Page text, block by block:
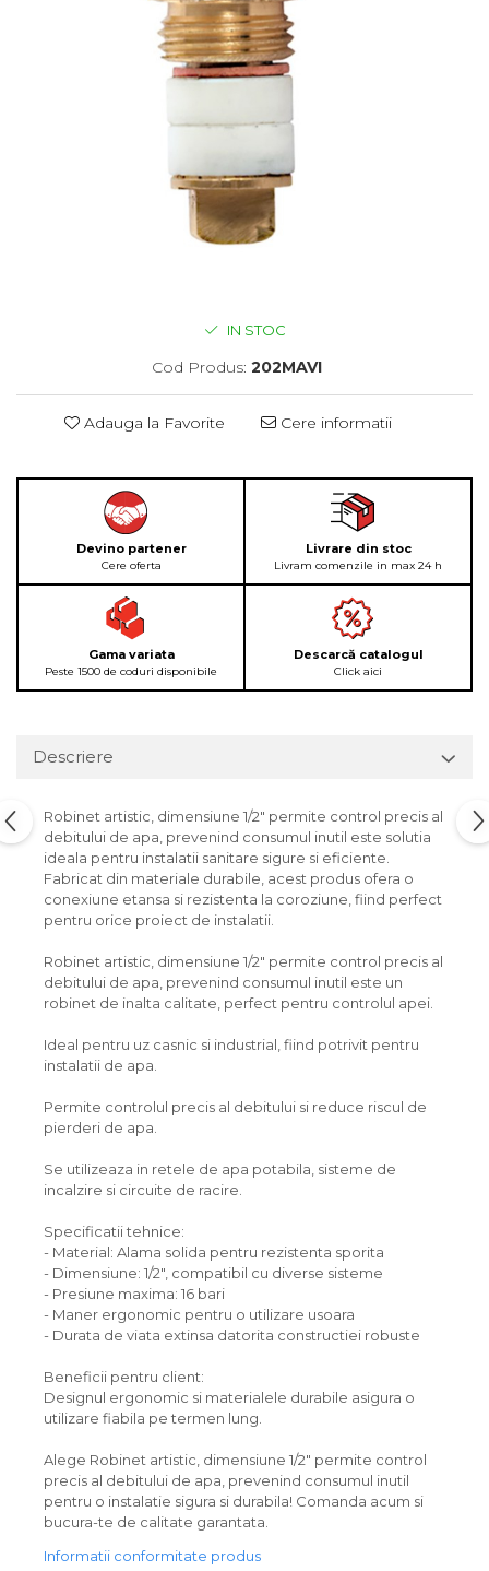
IN STOC
Cod Produs: 202MAVI
Adauga la Favorite Cere informatii
Devino partener
Cere oferta
Livrare din stoc
Livram comenzile in max 24 h
Gama variata
Peste 1500 de coduri disponibile
Descarcă catalogul
Click aici
Descriere
Robinet artistic, dimensiune 1/2" permite control precis al
debitului de apa, prevenind consumul inutil este solutia
ideala pentru instalatii sanitare sigure si eficiente.
Fabricat din materiale durabile, acest produs ofera o
conexiune etansa si rezistenta la coroziune, fiind perfect
pentru orice proiect de instalatii.
Robinet artistic, dimensiune 1/2" permite control precis al
debitului de apa, prevenind consumul inutil este un
robinet de inalta calitate, perfect pentru controlul apei.
Ideal pentru uz casnic si industrial, fiind potrivit pentru
instalatii de apa.
Permite controlul precis al debitului si reduce riscul de
pierderi de apa.
Se utilizeaza in retele de apa potabila, sisteme de
incalzire si circuite de racire.
Specificatii tehnice:
- Material: Alama solida pentru rezistenta sporita
- Dimensiune: 1/2", compatibil cu diverse sisteme
- Presiune maxima: 16 bari
- Maner ergonomic pentru o utilizare usoara
- Durata de viata extinsa datorita constructiei robuste
Beneficii pentru client:
Designul ergonomic si materialele durabile asigura o
utilizare fiabila pe termen lung.
Alege Robinet artistic, dimensiune 1/2" permite control
precis al debitului de apa, prevenind consumul inutil
pentru o instalatie sigura si durabila! Comanda acum si
bucura-te de calitate garantata.
Informatii conformitate produs